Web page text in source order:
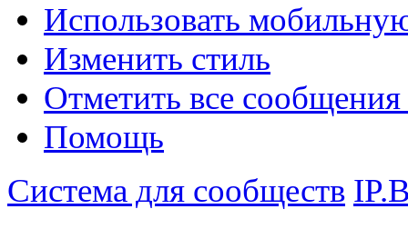
Использовать
Изменить стиль
Отметить все
Помощь
Система для сообществ